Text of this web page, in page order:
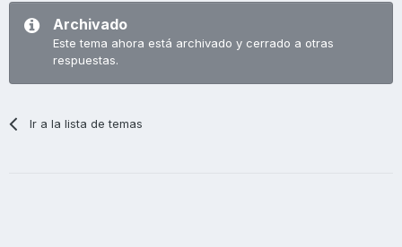
Archivado
Este tema ahora está archivado y cerrado a otras
respuestas.
Ir a la lista de temas